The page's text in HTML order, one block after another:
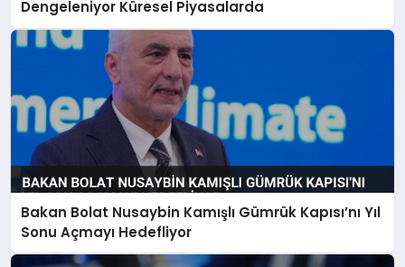
Dengeleniyor Küresel Piyasalarda
Bakan Bolat Nusaybin Kamışlı Gümrük Kapısı’nı Yıl
Sonu Açmayı Hedefliyor